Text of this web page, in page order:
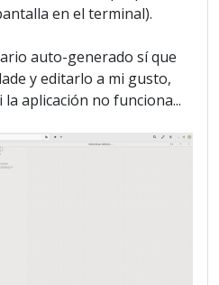
en el terminal).
auto-generado sí que
y editarlo a mi gusto,
aplicación no funciona...